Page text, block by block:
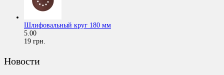
Шлифовальный круг 180 мм
5.00
19 грн.
Новости